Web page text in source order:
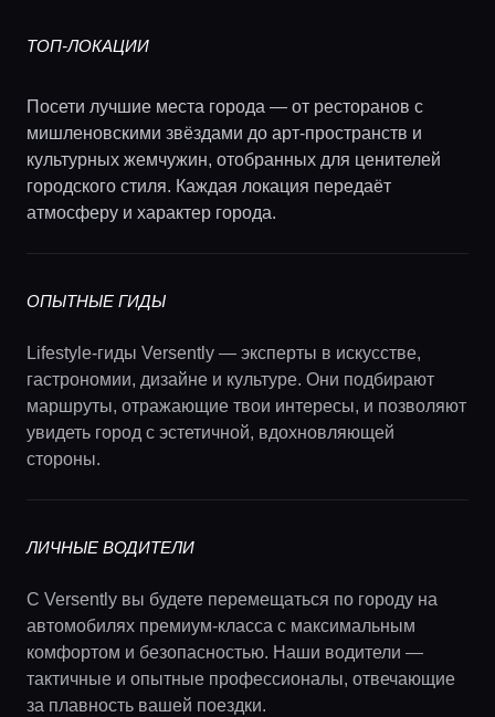
ТОП-ЛОКАЦИИ
Посети лучшие места города — от ресторанов с
мишленовскими звёздами до арт-пространств и
культурных жемчужин, отобранных для ценителей
городского стиля. Каждая локация передаёт
атмосферу и характер города.
ОПЫТНЫЕ ГИДЫ
Lifestyle-гиды Versently — эксперты в искусстве,
гастрономии, дизайне и культуре. Они подбирают
маршруты, отражающие твои интересы, и позволяют
увидеть город с эстетичной, вдохновляющей
стороны.
ЛИЧНЫЕ ВОДИТЕЛИ
С Versently вы будете перемещаться по городу на
автомобилях премиум-класса с максимальным
комфортом и безопасностью. Наши водители —
тактичные и опытные профессионалы, отвечающие
за плавность вашей поездки.